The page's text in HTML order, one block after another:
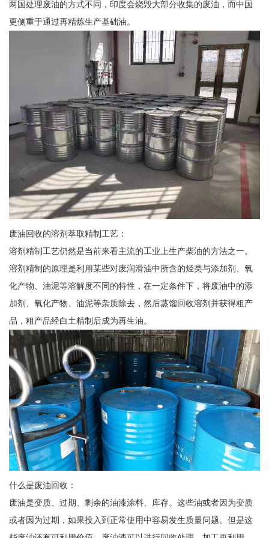
两国处理废油的方式不同，印度会烧毁大部分收集的废油，而中国
更侧重于通过再精炼生产基础油。
废油回收的溶剂萃取精制工艺：
溶剂精制工艺仍然是当前来看主流的工业上生产柴油的方法之一。
溶剂精制的原理是利用某些对废润滑油中所含的烃类与添加剂、氧
化产物、油泥等溶解度不同的特性，在一定条件下，将废油中的添
加剂、氧化产物、油泥等杂质除去，然后蒸馏回收溶剂并获得粗产
品，粗产品经白土精制后成为再生油。
什么是废油回收：
废油是变质、过期、剩余的油漆涂料、库存。这些油或者因为变质
或者因为过期，如果投入到正常使用中容易发生质量问题。但是这